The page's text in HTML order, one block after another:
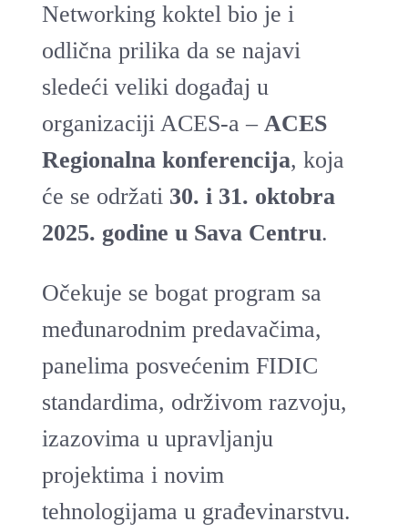
Networking koktel bio je i
odlična prilika da se najavi
sledeći veliki događaj u
organizaciji ACES-a –ACES
Regionalna konferencija, koja
će se održati 30. i 31. oktobra
2025. godine u Sava Centru.
Očekuje se bogat program sa
međunarodnim predavačima,
panelima posvećenim FIDIC
standardima, održivom razvoju,
izazovima u upravljanju
projektima i novim
tehnologijama u građevinarstvu.